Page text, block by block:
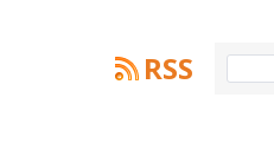
RSS